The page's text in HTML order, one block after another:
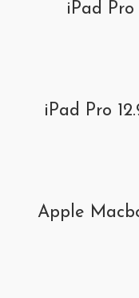
iPad Pro
iPad Pro
Apple